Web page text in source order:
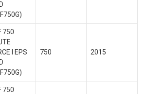
750
I EPS
750 2015
750